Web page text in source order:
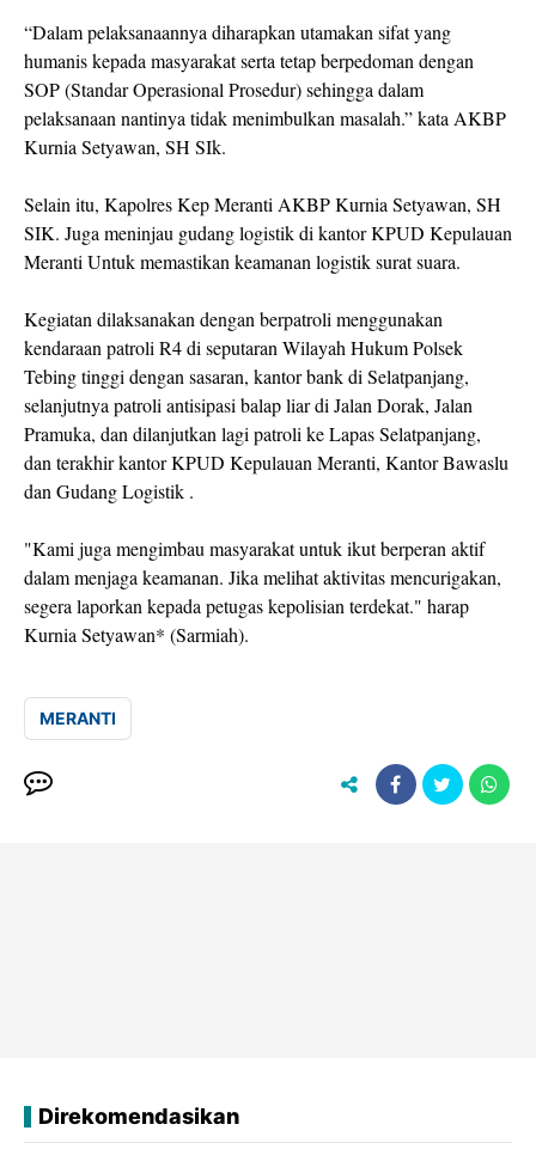
“Dalam pelaksanaannya diharapkan utamakan sifat yang
humanis kepada masyarakat serta tetap berpedoman dengan
SOP (Standar Operasional Prosedur) sehingga dalam
pelaksanaan nantinya tidak menimbulkan masalah.” kata AKBP
Kurnia Setyawan, SH SIk.
Selain itu, Kapolres Kep Meranti AKBP Kurnia Setyawan, SH
SIK. Juga meninjau gudang logistik di kantor KPUD Kepulauan
Meranti Untuk memastikan keamanan logistik surat suara.
Kegiatan dilaksanakan dengan berpatroli menggunakan
kendaraan patroli R4 di seputaran Wilayah Hukum Polsek
Tebing tinggi dengan sasaran, kantor bank di Selatpanjang,
selanjutnya patroli antisipasi balap liar di Jalan Dorak, Jalan
Pramuka, dan dilanjutkan lagi patroli ke Lapas Selatpanjang,
dan terakhir kantor KPUD Kepulauan Meranti, Kantor Bawaslu
dan Gudang Logistik .
"Kami juga mengimbau masyarakat untuk ikut berperan aktif
dalam menjaga keamanan. Jika melihat aktivitas mencurigakan,
segera laporkan kepada petugas kepolisian terdekat." harap
Kurnia Setyawan* (Sarmiah).
MERANTI
Direkomendasikan